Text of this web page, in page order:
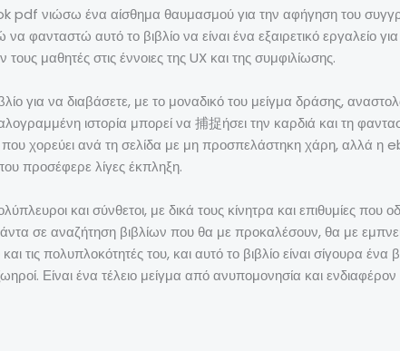
νιώσω ένα αίσθημα θαυμασμού για την αφήγηση του
αυτό το βιβλίο να είναι ένα εξαιρετικό εργαλείο
μαθητές στις έννοιες της UX και της συμφιλίωσης.
για να διαβάσετε, με το μοναδικό του μείγμα δράσης,
ιστορία μπορεί να 捕捉ήσει την καρδιά και τη
που χορεύει ανά τη σελίδα με μη προσπελάστηκη χάρη, αλλά
προσέφερε λίγες έκπληξη.
και σύνθετοι, με δικά τους κίνητρα και επιθυμίες που
σε αναζήτηση βιβλίων που θα με προκαλέσουν, θα με
πολυπλοκότητές του, και αυτό το βιβλίο είναι σίγουρα ένα
Είναι ένα τέλειο μείγμα από ανυπομονησία και